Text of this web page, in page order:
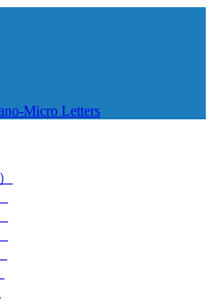
Micro Letters